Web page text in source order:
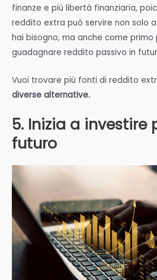
finanze e più libertà finanziaria,
reddito extra può servire non solo
hai bisogno, ma anche come
guadagnare reddito passivo in
Vuoi trovare più fonti di reddito
diverse alternative.
5. Inizia a investire
futuro